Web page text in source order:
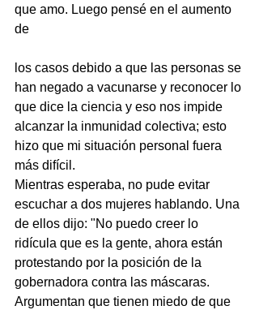
que amo. Luego pensé en el aumento
de
los casos debido a que las personas se
han negado a vacunarse y reconocer lo
que dice la ciencia y eso nos impide
alcanzar la inmunidad colectiva; esto
hizo que mi situación personal fuera
más difícil.
Mientras esperaba, no pude evitar
escuchar a dos mujeres hablando. Una
de ellos dijo: "No puedo creer lo
ridícula que es la gente, ahora están
protestando por la posición de la
gobernadora contra las máscaras.
Argumentan que tienen miedo de que